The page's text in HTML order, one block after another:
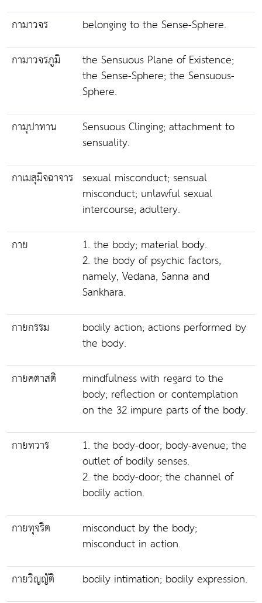
กามาวจร
belonging to the Sense-Sphere.
กามาวจรภูมิ
the Sensuous Plane of Existence;
the Sense-Sphere; the Sensuous-
Sphere.
กามุปาทาน
Sensuous Clinging; attachment to
sensuality.
กาเมสุมิจฉาจาร sexual misconduct; sensual
misconduct; unlawful sexual
intercourse; adultery.
กาย
1. the body; material body.
2. the body of psychic factors,
namely, Vedana, Sanna and
Sankhara.
กายกรรม
bodily action; actions performed by
the body.
กายคตาสติ
mindfulness with regard to the
body; reflection or contemplation
on the 32 impure parts of the body.
กายทวาร
1. the body-door; body-avenue; the
outlet of bodily senses.
2. the body-door; the channel of
bodily action.
กายทุจริต
misconduct by the body;
misconduct in action.
กายวิญญัติ
bodily intimation; bodily expression.